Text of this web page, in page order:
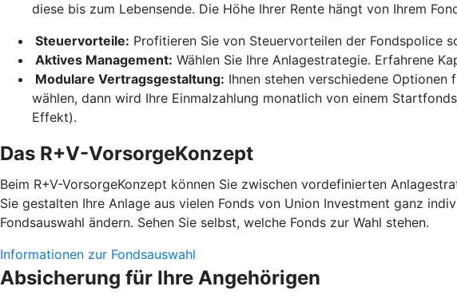
diese bis zum Lebensende. Die Höhe Ihrer Rente hängt von Ihrem
Steuervorteile: Profitieren Sie von Steuervorteilen der Fondspolice
Aktives Management: Wählen Sie Ihre Anlagestrategie. Erfahrene
Modulare Vertragsgestaltung: Ihnen stehen verschiedene
wählen, dann wird Ihre Einmalzahlung monatlich von einem
Effekt).
Das R+V-VorsorgeKonzept
Beim R+V-VorsorgeKonzept können Sie zwischen vordefinierten
Sie gestalten Ihre Anlage aus vielen Fonds von Union Investment ganz
Fondsauswahl ändern. Sehen Sie selbst, welche Fonds zur Wahl stehen.
Informationen zur Fondsauswahl
Absicherung für Ihre Angehörigen